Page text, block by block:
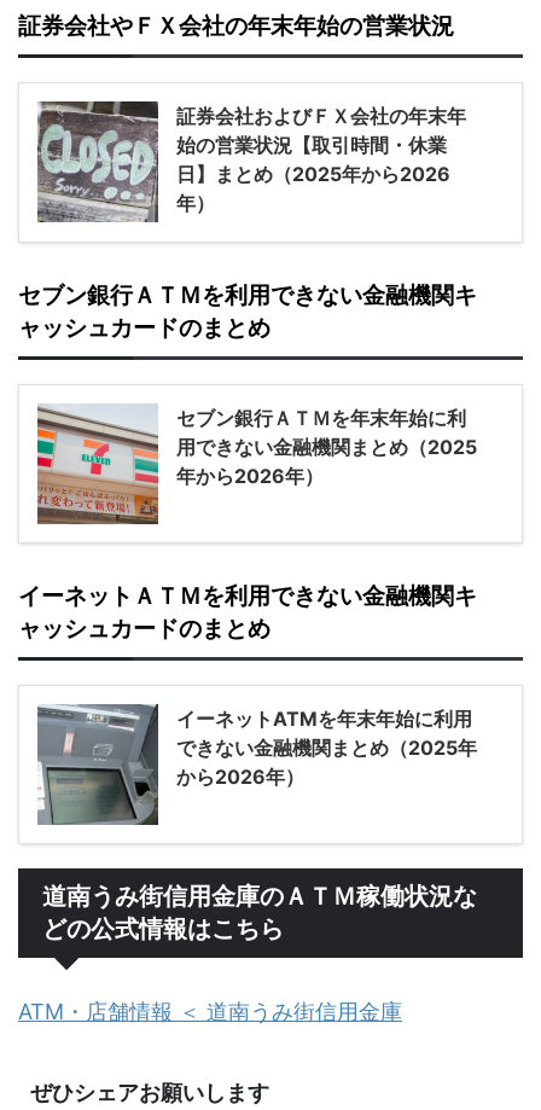
証券会社やＦＸ会社の年末年始の営業状況
証券会社およびＦＸ会社の年末年
始の営業状況【取引時間・休業
日】まとめ（2025年から2026
年）
セブン銀行ＡＴＭを利用できない金融機関キ
ャッシュカードのまとめ
セブン銀行ＡＴＭを年末年始に利
用できない金融機関まとめ（2025
年から2026年）
イーネットＡＴＭを利用できない金融機関キ
ャッシュカードのまとめ
イーネットATMを年末年始に利用
できない金融機関まとめ（2025年
から2026年）
道南うみ街信用金庫のＡＴＭ稼働状況な
どの公式情報はこちら
ATM・店舗情報 ＜ 道南うみ街信用金庫
ぜひシェアお願いします